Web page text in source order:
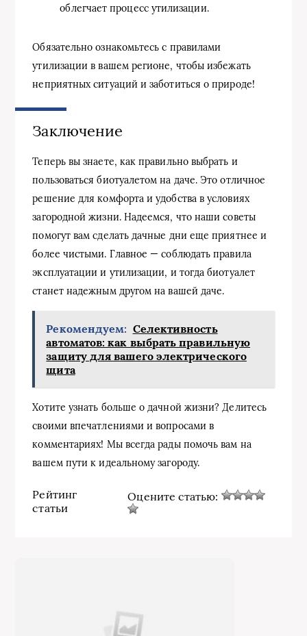
облегчает процесс утилизации.
Обязательно ознакомьтесь с правилами
утилизации в вашем регионе, чтобы избежать
неприятных ситуаций и заботиться о природе!
Заключение
Теперь вы знаете, как правильно выбрать и
пользоваться биотуалетом на даче. Это отличное
решение для комфорта и удобства в условиях
загородной жизни. Надеемся, что наши советы
помогут вам сделать дачные дни еще приятнее и
более чистыми. Главное — соблюдать правила
эксплуатации и утилизации, и тогда биотуалет
станет надежным другом на вашей даче.
Рекомендуем: Селективность
автоматов: как выбрать правильную
защиту для вашего электрического
щита
Хотите узнать больше о дачной жизни? Делитесь
своими впечатлениями и вопросами в
комментариях! Мы всегда рады помочь вам на
вашем пути к идеальному загороду.
Рейтинг
статьи
Оцените статью: